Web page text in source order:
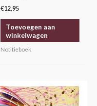
€12,95
Toevoegen aan
winkelwagen
Notitieboek